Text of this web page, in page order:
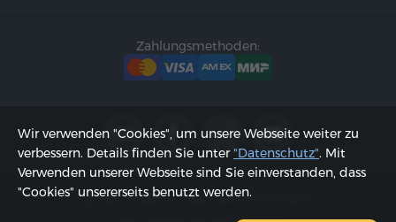
Zahlungsmethoden:
2002 - 2026, © "Hyur Service" GmbH;
Wir verwenden "Cookies", um unsere Webseite weiter zu
verbessern. Details finden Sie unter"Datenschutz". Mit
Verwenden unserer Webseite sind Sie einverstanden, dass
"Cookies" unsererseits benutzt werden.